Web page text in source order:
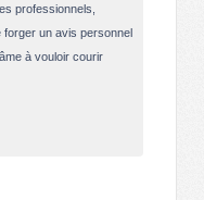
professionnels,
forger un avis personnel
à vouloir courir